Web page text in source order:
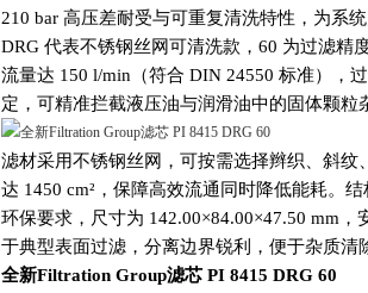
210 bar 高压差耐受与可重复清洗特性，为系
DRG 代表不锈钢丝网可清洗款，60 为过滤精
流量达 150 l/min（符合 DIN 24550 标准），
定，可精准拦截液压油与润滑油中的固体颗粒
滤材采用不锈钢丝网，可按需选择辫织、斜
达 1450 cm²，保障高效流通同时降低能耗。
环保要求，尺寸为 142.00×84.00×47.50 mm
于典型表面过滤，分离边界锐利，便于杂质清
全新Filtration Group滤芯 PI 8415 DRG 60